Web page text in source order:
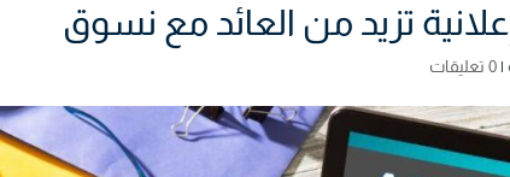
تزيد من العائد مع نسوق
|0 تعليقات